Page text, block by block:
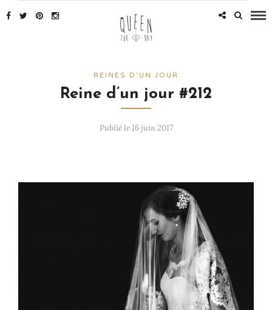
REINES D'UN JOUR
Reine d’un jour #212
Publié le 16 juin 2017